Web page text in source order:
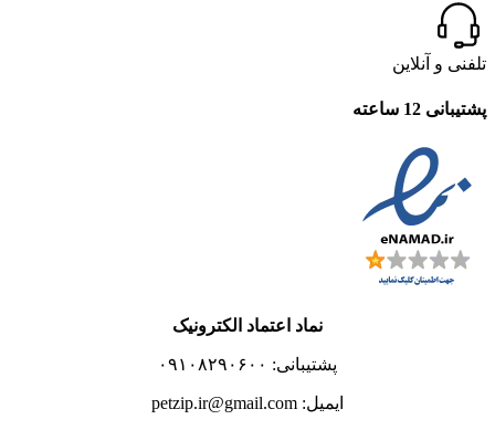
تلفنی و آنلاین
پشتیبانی 12 ساعته
نماد اعتماد الکترونیک
پشتیبانی: ۰۹۱۰۸۲۹۰۶۰۰
ایمیل: petzip.ir@gmail.com